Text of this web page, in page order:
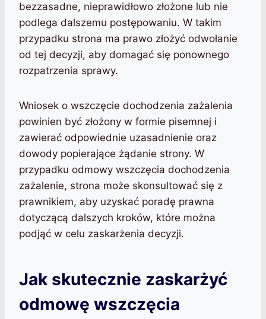
bezzasadne, nieprawidłowo złożone lub nie
podlega dalszemu postępowaniu. W takim
przypadku strona ma prawo złożyć odwołanie
od tej decyzji, aby domagać się ponownego
rozpatrzenia sprawy.
Wniosek o wszczęcie dochodzenia zażalenia
powinien być złożony w formie pisemnej i
zawierać odpowiednie uzasadnienie oraz
dowody popierające żądanie strony. W
przypadku odmowy wszczęcia dochodzenia
zażalenie, strona może skonsultować się z
prawnikiem, aby uzyskać poradę prawna
dotyczącą dalszych kroków, które można
podjąć w celu zaskarżenia decyzji.
Jak skutecznie zaskarżyć
odmowę wszczęcia